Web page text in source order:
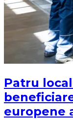
Patru
europene